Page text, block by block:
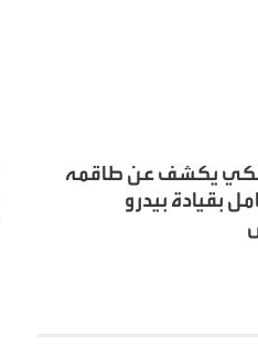
يكشف عن طاقمه
بقيادة بيدرو